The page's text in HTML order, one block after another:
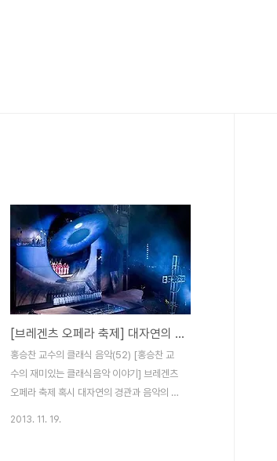
[브레겐츠 오페라 축제] 대자연의 경관과 음악의 감동이 함께 어우러진 색다르고 뜻 깊은 여행을 생각하신다면 베르겐츠 오페라 페스티발을 추천합니다!
홍승찬 교수의 클래식 음악(52) [홍승찬 교
수의 재미있는 클래식음악 이야기] 브레겐츠
오페라 축제 혹시 대자연의 경관과 음악의 감
2013. 11. 19.